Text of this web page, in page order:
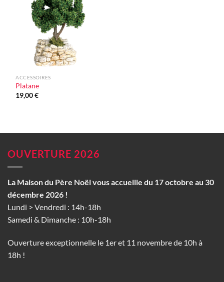
à la liste
d'envie
ACCESSOIRES
Platane
19,00€
OUVERTURE 2026
La Maison du Père Noël vous accueille du 17 octobre au 30
décembre 2026 !
Lundi > Vendredi : 14h-18h
Samedi & Dimanche : 10h-18h
Ouverture exceptionnelle le 1er et 11 novembre de 10h à
18h !